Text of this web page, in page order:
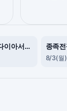
모에타 : 다이아서버💎
8/3(월)